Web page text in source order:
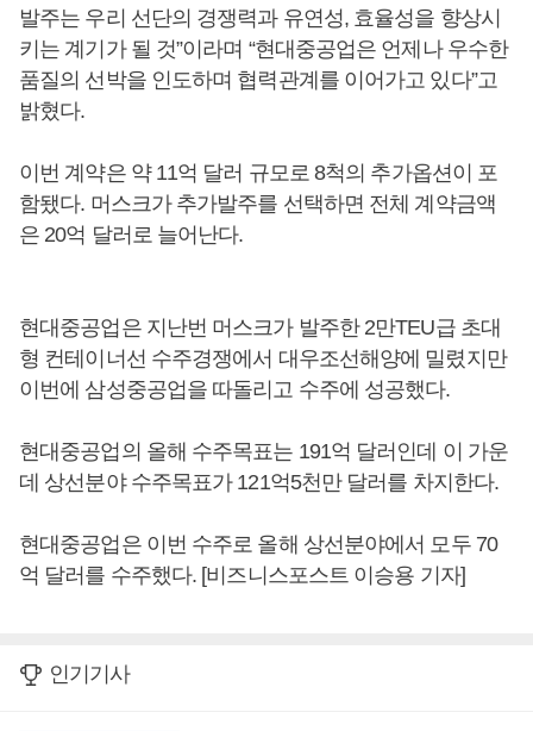
발주는 우리 선단의 경쟁력과 유연성, 효율성을 향상시
키는 계기가 될 것”이라며 “현대중공업은 언제나 우수한
품질의 선박을 인도하며 협력관계를 이어가고 있다”고
밝혔다.
이번 계약은 약 11억 달러 규모로 8척의 추가옵션이 포
함됐다. 머스크가 추가발주를 선택하면 전체 계약금액
은 20억 달러로 늘어난다.
현대중공업은 지난번 머스크가 발주한 2만TEU급 초대
형 컨테이너선 수주경쟁에서 대우조선해양에 밀렸지만
이번에 삼성중공업을 따돌리고 수주에 성공했다.
현대중공업의 올해 수주목표는 191억 달러인데 이 가운
데 상선분야 수주목표가 121억5천만 달러를 차지한다.
현대중공업은 이번 수주로 올해 상선분야에서 모두 70
억 달러를 수주했다. [비즈니스포스트 이승용 기자]
인기기사